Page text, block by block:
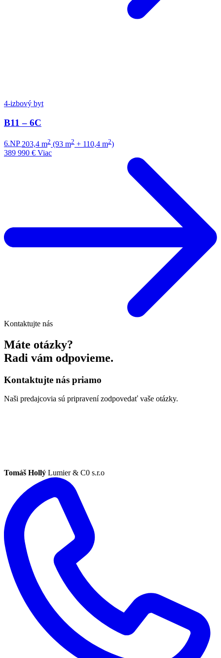
4-izbový byt
B11 – 6C
6.NP 203,4 m2 (93 m2 + 110,4 m2)
389 990 € Viac
Kontaktujte nás
Máte otázky?
Radi vám odpovieme.
Kontaktujte nás priamo
Naši predajcovia sú pripravení zodpovedať vaše otázky.
Tomáš Hollý Lumier & C0 s.r.o